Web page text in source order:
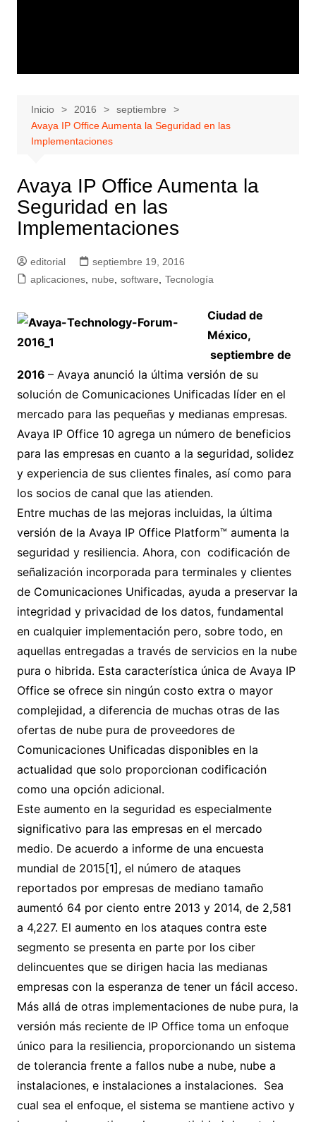
Inicio 2016
septiembre
Avaya IP Office Aumenta la Seguridad en las
Implementaciones
Avaya IP Office Aumenta la
Seguridad en las
Implementaciones
editorial
septiembre 19, 2016
aplicaciones, nube software Tecnología
Ciudad de
México,
septiembre de
2016 – Avaya anunció la última versión de su
solución de Comunicaciones Unificadas líder en el
mercado para las pequeñas y medianas empresas.
Avaya IP Office 10 agrega un número de beneficios
para las empresas en cuanto a la seguridad, solidez
y experiencia de sus clientes finales, así como para
los socios de canal que las atienden.
Entre muchas de las mejoras incluidas, la última
versión de la Avaya IP Office Platform™ aumenta la
seguridad y resiliencia. Ahora, con codificación de
señalización incorporada para terminales y clientes
de Comunicaciones Unificadas, ayuda a preservar la
integridad y privacidad de los datos, fundamental
en cualquier implementación pero, sobre todo, en
aquellas entregadas a través de servicios en la nube
pura o hibrida. Esta característica única de Avaya IP
Office se ofrece sin ningún costo extra o mayor
complejidad, a diferencia de muchas otras de las
ofertas de nube pura de proveedores de
Comunicaciones Unificadas disponibles en la
actualidad que solo proporcionan codificación
como una opción adicional.
Este aumento en la seguridad es especialmente
significativo para las empresas en el mercado
medio. De acuerdo a informe de una encuesta
mundial de 2015[1], el número de ataques
reportados por empresas de mediano tamaño
aumentó 64 por ciento entre 2013 y 2014, de 2,581
a 4,227. El aumento en los ataques contra este
segmento se presenta en parte por los ciber
delincuentes que se dirigen hacia las medianas
empresas con la esperanza de tener un fácil acceso.
Más allá de otras implementaciones de nube pura, la
versión más reciente de lP Office toma un enfoque
único para la resiliencia, proporcionando un sistema
de tolerancia frente a fallos nube a nube, nube a
instalaciones, e instalaciones a instalaciones. Sea
cual sea el enfoque, el sistema se mantiene activo y